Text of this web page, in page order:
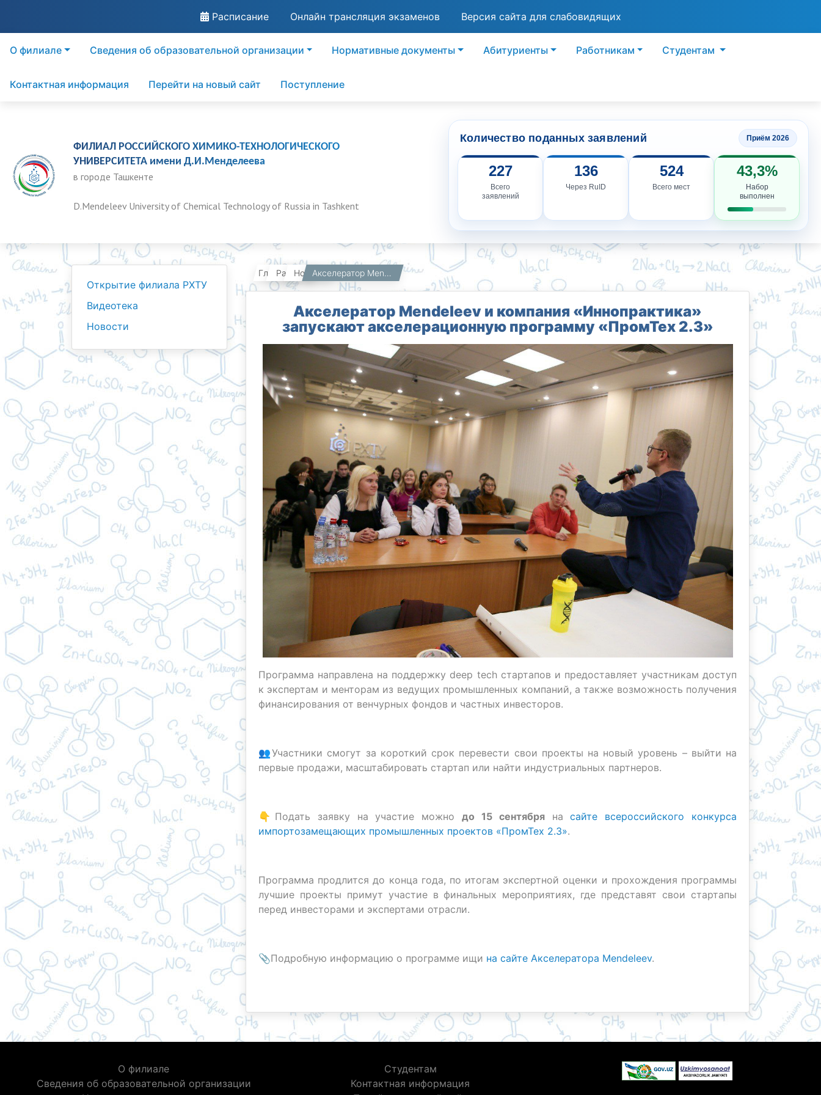
Расписание Онлайн трансляция экзаменов Версия сайта для слабовидящих
О филиале Сведения об образовательной организации Нормативные документы Абитуриенты Работникам Студентам
Контактная информация Перейти на новый сайт Поступление
ФИЛИАЛ РОССИЙСКОГО ХИМИКО-ТЕХНОЛОГИЧЕСКОГО
УНИВЕРСИТЕТА имени Д.И.Менделеева
в городе Ташкенте
D.Mendeleev University of Chemical Technology of Russia in Tashkent
Количество поданных заявлений Приём 2026
227
Всего
заявлений
136
Через RuID
524
Всего мест
43,3%
Набор
выполнен
Открытие филиала РХТУ
Видеотека
Новости
Главная Работникам Новости Акселератор Mendeleev и компания «Иннопрактика» запускают акселерационную программу «ПромТех 2.3»
Акселератор Mendeleev и компания «Иннопрактика»
запускают акселерационную программу «ПромТех 2.3»
Программа направлена на поддержку deep tech стартапов и предоставляет участникам доступ
к экспертам и менторам из ведущих промышленных компаний, а также возможность получения
финансирования от венчурных фондов и частных инвесторов.
👥Участники смогут за короткий срок перевести свои проекты на новый уровень – выйти на
первые продажи, масштабировать стартап или найти индустриальных партнеров.
👇Подать заявку на участие можно до 15 сентябрянасайте всероссийского конкурса
импортозамещающих промышленных проектов «ПромТех 2.3».
Программа продлится до конца года, по итогам экспертной оценки и прохождения программы
лучшие проекты примут участие в финальных мероприятиях, где представят свои стартапы
перед инвесторами и экспертами отрасли.
📎Подробную информацию о программе ищи на сайте Акселератора Mendeleev.
О филиале
Сведения об образовательной организации
Студентам
Контактная информация